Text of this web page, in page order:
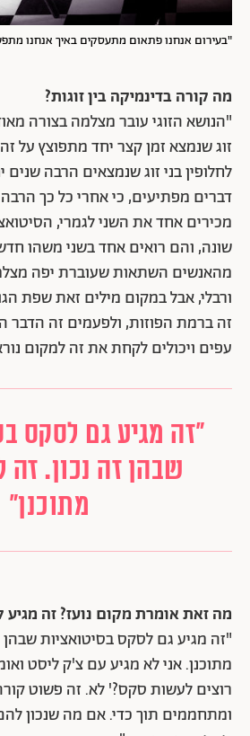
"בעירום אנחנו פתאום מתעסקים באיך אנחנו
מה קורה בדינמיקה בין זוגות?
"הנושא הזוגי עובר מצלמה בצורה
זוג שנמצא זמן קצר יחד מתפוצץ על
לחלופין בני זוג שנמצאים הרבה
דברים מפתיעים, כי אחרי כל כך
מכירים אחד את השני לגמרי,
שונה, והם רואים אחד בשני משהו
מהאנשים השתאות שעוברת יפה
ורבלי, אבל במקום מילים זאת שפת
זה ברמת הפוזות, ולפעמים זה הדבר
עפים ויכולים לקחת את זה למקום
"זה מגיע גם לסקס
שבהן זה נכון.
מתוכנן"
מה זאת אומרת מקום נועז? זה מגיע
"זה מגיע גם לסקס בסיטואציות שבהן
מתוכנן. אני לא מגיע עם צ'ק ליסט
רוצים לעשות סקס?' לא. זה פשוט
ומתחממים תוך כדי. אם מה שנכון